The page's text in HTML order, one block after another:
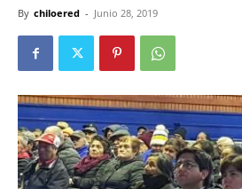
By chiloered - Junio 28, 2019